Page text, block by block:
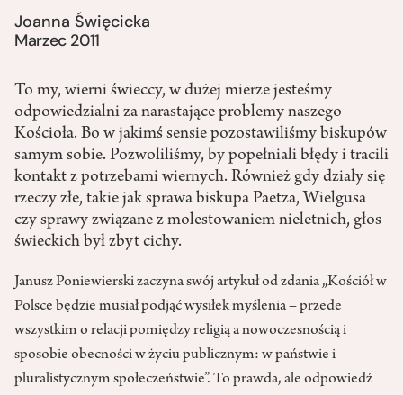
Joanna Święcicka
Marzec 2011
To my, wierni świeccy, w dużej mierze jesteśmy
odpowiedzialni za narastające problemy naszego
Kościoła. Bo w jakimś sensie pozostawiliśmy biskupów
samym sobie. Pozwoliliśmy, by popełniali błędy i tracili
kontakt z potrzebami wiernych. Również gdy działy się
rzeczy złe, takie jak sprawa biskupa Paetza, Wielgusa
czy sprawy związane z molestowaniem nieletnich, głos
świeckich był zbyt cichy.
Janusz Poniewierski zaczyna swój artykuł od zdania „Kościół w
Polsce będzie musiał podjąć wysiłek myślenia – przede
wszystkim o relacji pomiędzy religią a nowoczesnością i
sposobie obecności w życiu publicznym: w państwie i
pluralistycznym społeczeństwie”. To prawda, ale odpowiedź